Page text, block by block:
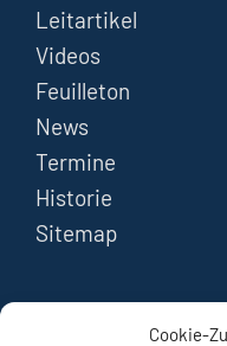
Cookie-
Leitartikel
Videos
Feuilleton
News
Termine
Historie
Sitemap
FOLGEN